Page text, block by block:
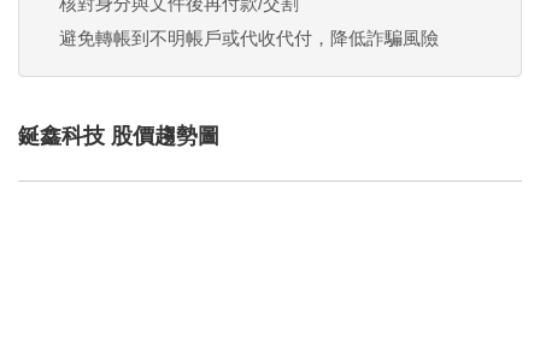
避免轉帳到不明帳戶或代收代付，降低詐騙風險
鋋鑫科技 股價趨勢圖